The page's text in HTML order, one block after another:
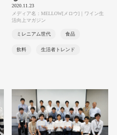
2020.11.23
メディア名：MELLOW[メロウ]｜ワイン生
活向上マガジン
ミレニアム世代 食品
飲料 生活者トレンド